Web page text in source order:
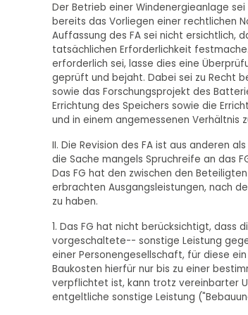
Der Betrieb einer Windenergieanlage
bereits das Vorliegen einer rechtlichen
Auffassung des FA sei nicht ersichtlich,
tatsächlichen Erforderlichkeit
erforderlich sei, lasse dies eine
geprüft und bejaht. Dabei sei zu Recht
sowie das Forschungsprojekt des
Errichtung des Speichers sowie die
und in einem angemessenen Verhältnis
II. Die Revision des FA ist aus anderen
die Sache mangels Spruchreife an das
Das FG hat den zwischen den
erbrachten Ausgangsleistungen, nach
zu haben.
1. Das FG hat nicht berücksichtigt, dass
vorgeschaltete-- sonstige Leistung
einer Personengesellschaft, für diese
Baukosten hierfür nur bis zu einer
verpflichtet ist, kann trotz vereinbarter
entgeltliche sonstige Leistung